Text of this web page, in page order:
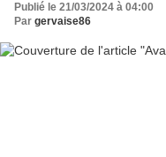
Publié le 21/03/2024 à 04:00
Par gervaise86